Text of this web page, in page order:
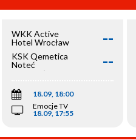
WKK Active
Hotel Wrocław
--
KSK Qemetica
Noteć
Inowrocław
--
18.09, 18:00
Emocje TV
18.09, 17:55